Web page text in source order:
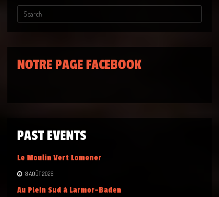
NOTRE PAGE FACEBOOK
PAST EVENTS
Le Moulin Vert Lomener
8 AOÛT 2026
Au Plein Sud à Larmor-Baden